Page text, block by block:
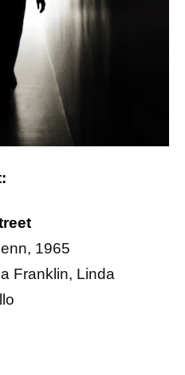
1965
Franklin, Linda